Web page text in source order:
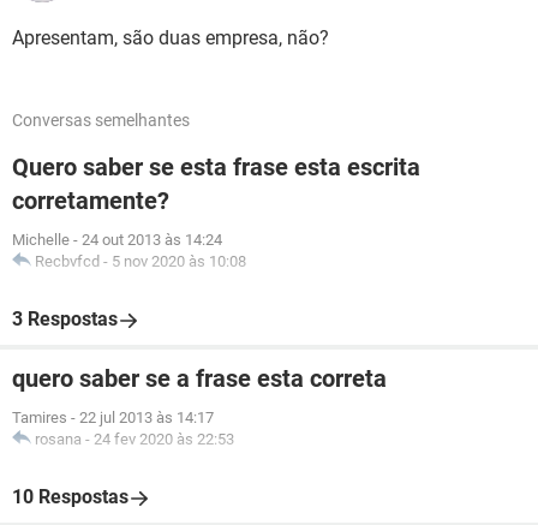
Apresentam, são duas empresa, não?
Conversas semelhantes
Quero saber se esta frase esta escrita
corretamente?
Michelle - 24 out 2013 às 14:24
Recbvfcd - 5 nov 2020 às 10:08
3 Respostas
quero saber se a frase esta correta
Tamires - 22 jul 2013 às 14:17
rosana - 24 fev 2020 às 22:53
10 Respostas